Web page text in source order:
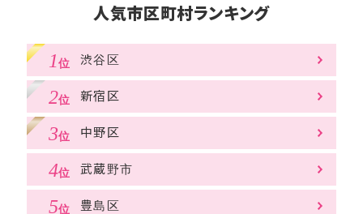
人気市区町村ランキング
渋谷区
新宿区
中野区
武蔵野市
豊島区